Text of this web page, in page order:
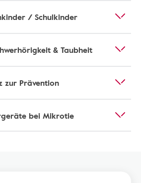
/ Schulkinder
& Taubheit
zur Prävention
bei Mikrotie